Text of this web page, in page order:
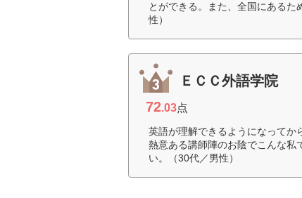
とができる。また、全国にある
性）
ＥＣＣ外語学院
72.03点
英語が理解できるようになってか
熱意ある講師陣のお陰でこんな私
い。（30代／男性）